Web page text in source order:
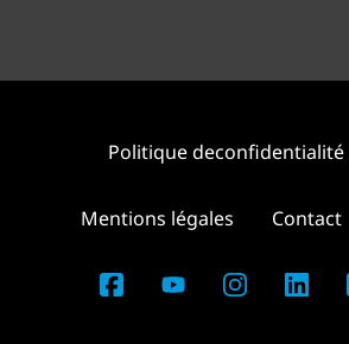
Politique deconfidentialité
Mentions légales Contact